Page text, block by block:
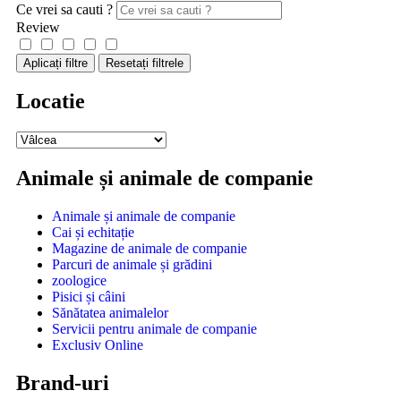
Ce vrei sa cauti ?
Review
Aplicați filtre Resetați filtrele
Locatie
Animale și animale de companie
Animale și animale de companie
Cai și echitație
Magazine de animale de companie
Parcuri de animale și grădini
zoologice
Pisici și câini
Sănătatea animalelor
Servicii pentru animale de companie
Exclusiv Online
Brand-uri